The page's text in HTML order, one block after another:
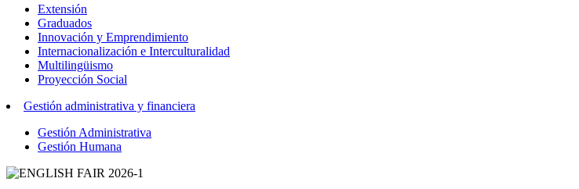
Extensión
Graduados
Innovación y Emprendimiento
Internacionalización e Interculturalidad
Multilingüismo
Proyección Social
Gestión administrativa y financiera
Gestión Administrativa
Gestión Humana